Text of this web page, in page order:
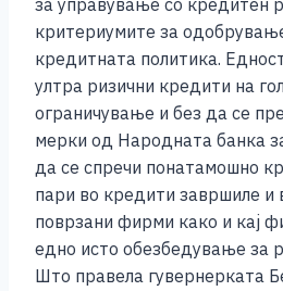
за управување со кредитен
критериумите за
кредитната политика.
ултра ризични кредити на
ограничување и без да се
мерки од Народната банка
да се спречи понатамошно
пари во кредити завршиле и
поврзани фирми како и кај
едно исто обезбедување за
Што правела гувернерката